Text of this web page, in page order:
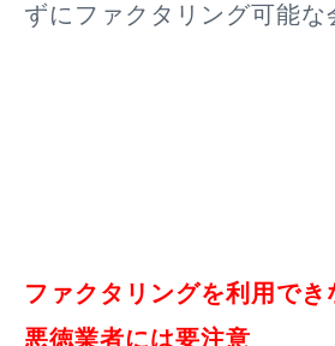
ずにファクタリング可能
ファクタリングを利用で
悪徳業者には要注意